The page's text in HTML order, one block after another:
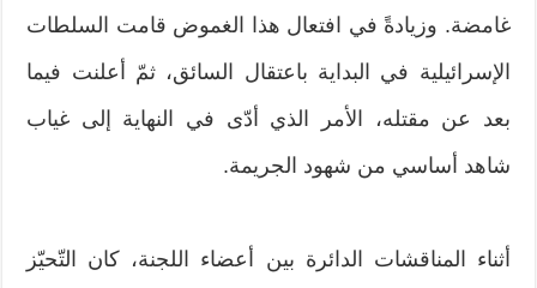
غامضة. وزيادةً في افتعال هذا الغموض قامت السلطات
الإسرائيلية في البداية باعتقال السائق، ثمّ أعلنت فيما
بعد عن مقتله، الأمر الذي أدّى في النهاية إلى غياب
شاهد أساسي من شهود الجريمة.
أثناء المناقشات الدائرة بين أعضاء اللجنة، كان التّحيّز